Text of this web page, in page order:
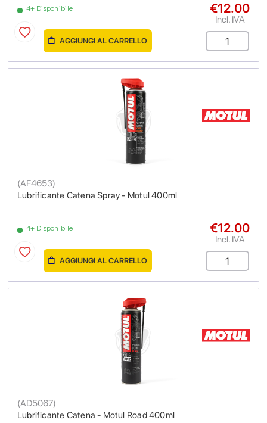
4+ Disponibile €12.00
Incl. IVA
AGGIUNGI AL CARRELLO
Lubrificante Catena Spray - Motul 400ml
(AF4653)
4+ Disponibile €12.00
Incl. IVA
AGGIUNGI AL CARRELLO
Lubrificante Catena - Motul Road 400ml
(AD5067)